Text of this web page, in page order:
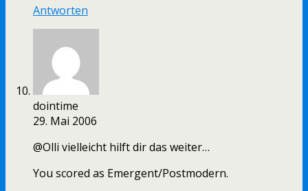
Antworten
dointime
29. Mai 2006
@Olli vielleicht hilft dir das weiter…
You scored as Emergent/Postmodern.